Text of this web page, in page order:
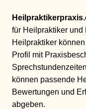
für Heilpraktiker und
Heilpraktiker
Profil mit
können passende
Bewertungen und
abgeben.